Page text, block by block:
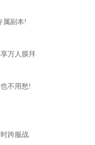
属副本!
万人膜拜
不用愁!
跨服战